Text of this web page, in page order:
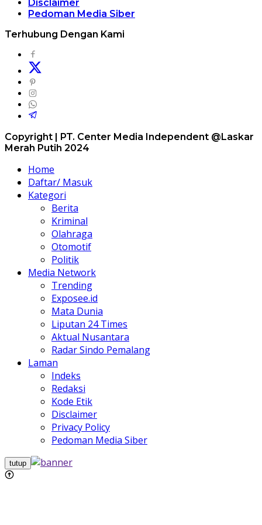
Disclaimer
Pedoman Media Siber
Terhubung Dengan Kami
Copyright | PT. Center Media Independent @Laskar
Merah Putih 2024
Home
Daftar/ Masuk
Kategori
Berita
Kriminal
Olahraga
Otomotif
Politik
Media Network
Trending
Exposee.id
Mata Dunia
Liputan 24 Times
Aktual Nusantara
Radar Sindo Pemalang
Laman
Indeks
Redaksi
Kode Etik
Disclaimer
Privacy Policy
Pedoman Media Siber
tutup